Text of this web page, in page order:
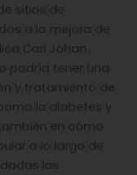
sitios de
a la mejora de
Carl Johan
podría tener una
y tratamiento de
la diabetes y
en cómo
a lo largo de
las